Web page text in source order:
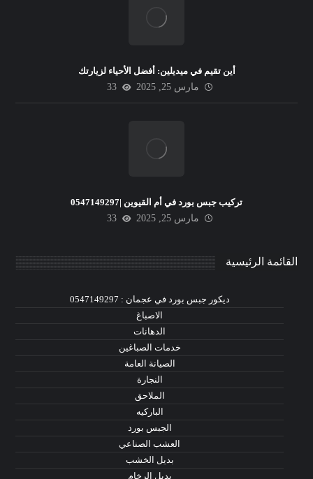
أين تقيم في ميديلين: أفضل الأحياء لزيارتك
مارس 25, 2025
33
تركيب جبس بورد في أم القيوين |0547149297
مارس 25, 2025
33
القائمة الرئيسية
ديكور جبس بورد في عجمان : 0547149297
الاصباغ
الدهانات
خدمات الصباغين
الصيانة العامة
النجارة
الملاحق
الباركيه
الجبس بورد
العشب الصناعي
بديل الخشب
بديل الرخام